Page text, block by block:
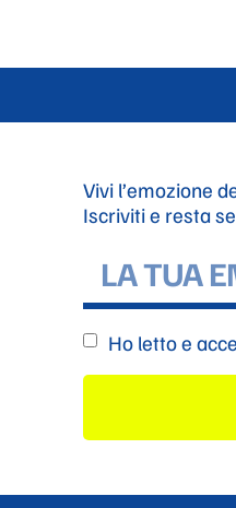
Vivi l’emozione
Iscriviti e resta
Ho letto e